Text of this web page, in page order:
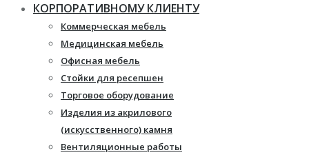
Каминные порталы
Камины Dimplex
Искусственный камень White
Hills
Балконы ПВХ
Пластиковые окна
Жалюзи
Рулонные шторы
КОРПОРАТИВНОМУ КЛИЕНТУ
Коммерческая мебель
Медицинская мебель
Офисная мебель
Стойки для ресепшен
Торговое оборудование
Изделия из акрилового
(искусственного) камня
Вентиляционные работы